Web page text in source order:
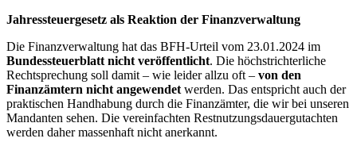
Jahressteuergesetz als Reaktion der Finanzverwaltung
Die Finanzverwaltung hat das BFH-Urteil vom 23.01.2024 im
Bundessteuerblatt nicht veröffentlicht. Die höchstrichterliche
Rechtsprechung soll damit – wie leider allzu oft – von den
Finanzämtern nicht angewendet werden. Das entspricht auch der
praktischen Handhabung durch die Finanzämter, die wir bei unseren
Mandanten sehen. Die vereinfachten Restnutzungsdauergutachten
werden daher massenhaft nicht anerkannt.